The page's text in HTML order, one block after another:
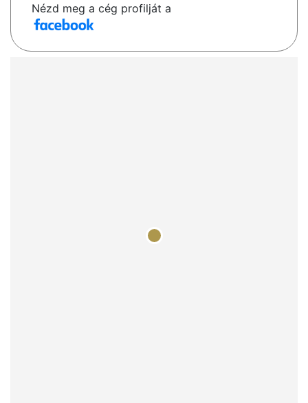
Nézd meg a cég profilját a